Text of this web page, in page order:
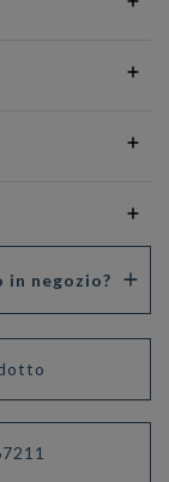
negozio?